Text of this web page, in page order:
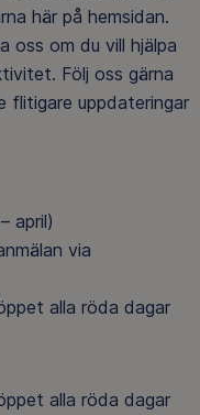
här på hemsidan.
om du vill hjälpa
Följ oss gärna
flitigare uppdateringar
april)
via
alla röda dagar
alla röda dagar